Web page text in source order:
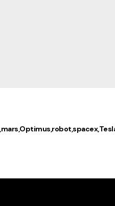
marsOptimusrobotspacex